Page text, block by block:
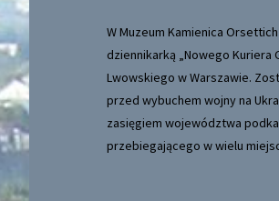
W Muzeum Kamienica
dziennikarką „Nowego
Lwowskiego w Warszawie.
przed wybuchem wojny na
zasięgiem województwa
przebiegającego w wielu